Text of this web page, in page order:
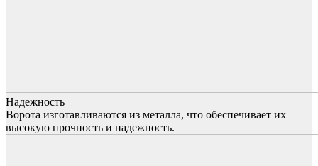
Надежность
Ворота изготавливаются из металла, что обеспечивает их
высокую прочность и надежность.